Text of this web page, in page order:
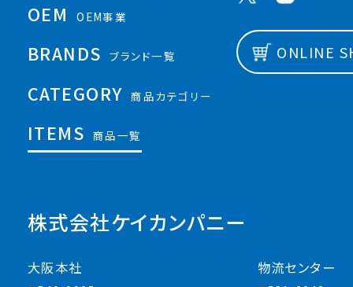
OEM OEM事業
BRANDS ブランド一覧
CATEGORY 商品カテゴリー
ITEMS 商品一覧
ONLINE
株式会社ケイカンパニー
大阪本社 物流センター